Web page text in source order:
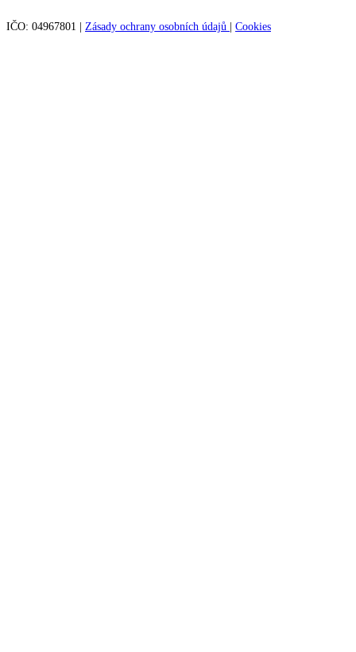
IČO: 04967801 | Zásady ochrany osobních údajů | Cookies